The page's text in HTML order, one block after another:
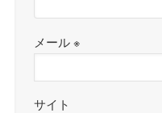
メール※
サイト